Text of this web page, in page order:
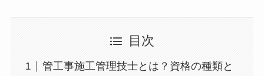
目次
管工事施工管理技士とは？資格の種類と